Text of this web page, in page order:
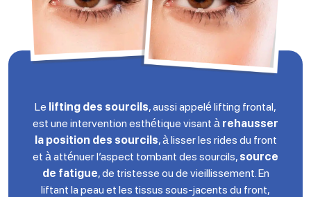
Le lifting des sourcils, aussi appelé lifting frontal,
est une intervention esthétique visant à rehausser
la position des sourcils, à lisser les rides du front
et à atténuer l’aspect tombant des sourcils, source
de fatigue, de tristesse ou de vieillissement. En
liftant la peau et les tissus sous-jacents du front,